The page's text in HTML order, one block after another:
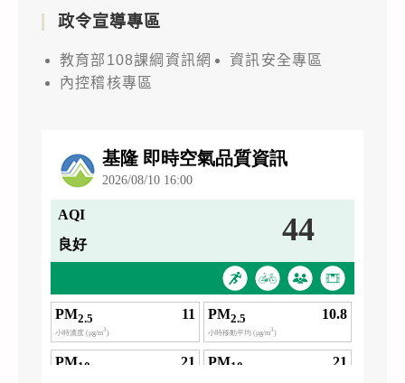
政令宣導專區
教育部108課綱資訊網
資訊安全專區
內控稽核專區